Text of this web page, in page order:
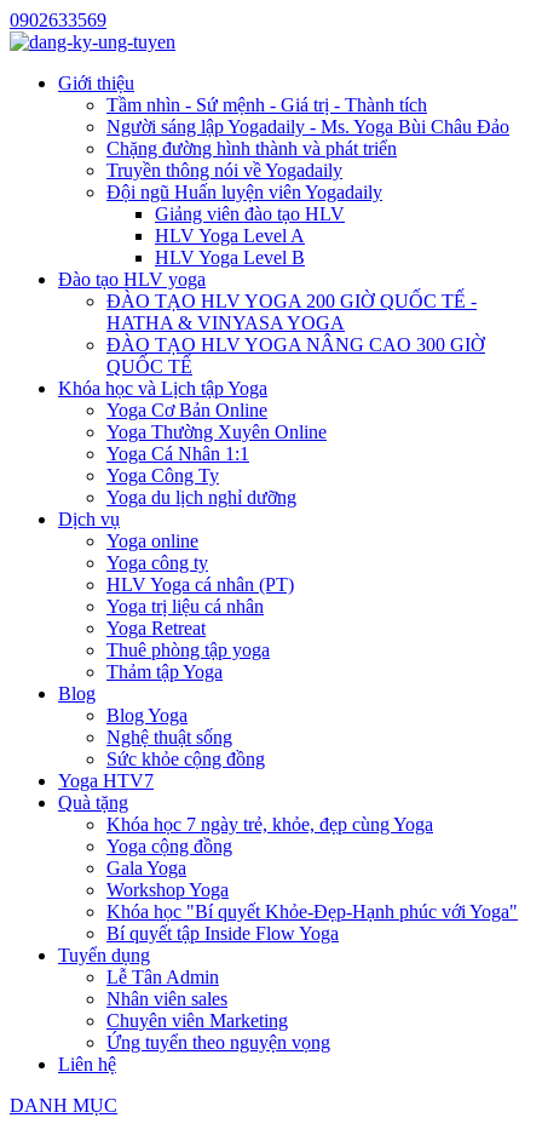
0902633569
Giới thiệu
Tầm nhìn - Sứ mệnh - Giá trị - Thành tích
Người sáng lập Yogadaily - Ms. Yoga Bùi Châu Đảo
Chặng đường hình thành và phát triển
Truyền thông nói về Yogadaily
Đội ngũ Huấn luyện viên Yogadaily
Giảng viên đào tạo HLV
HLV Yoga Level A
HLV Yoga Level B
Đào tạo HLV yoga
ĐÀO TẠO HLV YOGA 200 GIỜ QUỐC TẾ -
HATHA & VINYASA YOGA
ĐÀO TẠO HLV YOGA NÂNG CAO 300 GIỜ
QUỐC TẾ
Khóa học và Lịch tập Yoga
Yoga Cơ Bản Online
Yoga Thường Xuyên Online
Yoga Cá Nhân 1:1
Yoga Công Ty
Yoga du lịch nghỉ dưỡng
Dịch vụ
Yoga online
Yoga công ty
HLV Yoga cá nhân (PT)
Yoga trị liệu cá nhân
Yoga Retreat
Thuê phòng tập yoga
Thảm tập Yoga
Blog
Blog Yoga
Nghệ thuật sống
Sức khỏe cộng đồng
Yoga HTV7
Quà tặng
Khóa học 7 ngày trẻ, khỏe, đẹp cùng Yoga
Yoga cộng đồng
Gala Yoga
Workshop Yoga
Khóa học "Bí quyết Khỏe-Đẹp-Hạnh phúc với Yoga"
Bí quyết tập Inside Flow Yoga
Tuyển dụng
Lễ Tân Admin
Nhân viên sales
Chuyên viên Marketing
Ứng tuyển theo nguyện vọng
Liên hệ
DANH MỤC